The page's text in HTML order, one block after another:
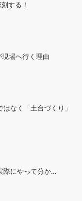
する！
場へ行く理由
なく「土台づくり」
際にやって分か…